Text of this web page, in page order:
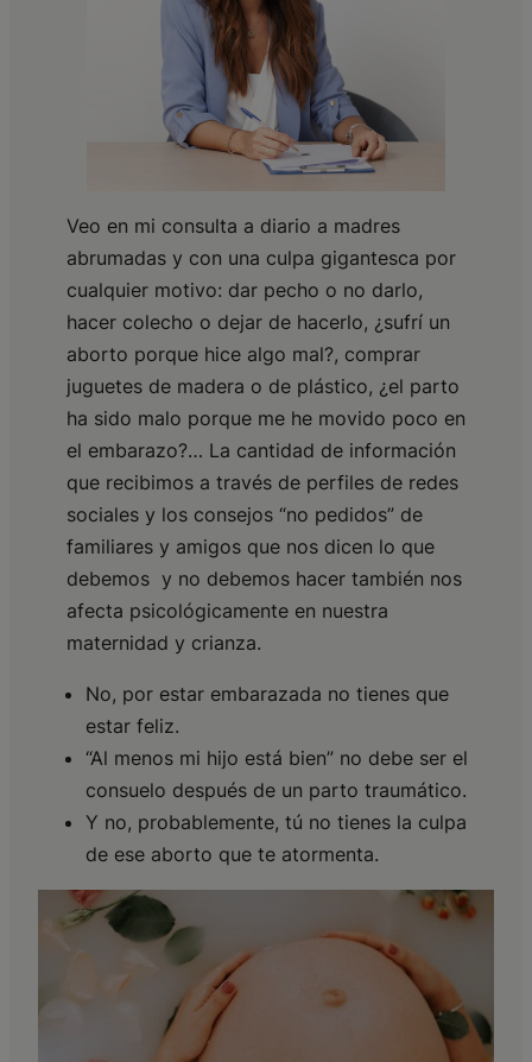
Veo en mi consulta a diario a madres
abrumadas y con una culpa gigantesca por
cualquier motivo: dar pecho o no darlo,
hacer colecho o dejar de hacerlo, ¿sufrí un
aborto porque hice algo mal?, comprar
juguetes de madera o de plástico, ¿el parto
ha sido malo porque me he movido poco en
el embarazo?… La cantidad de información
que recibimos a través de perfiles de redes
sociales y los consejos “no pedidos” de
familiares y amigos que nos dicen lo que
debemos y no debemos hacer también nos
afecta psicológicamente en nuestra
maternidad y crianza.
No, por estar embarazada no tienes que
estar feliz.
“Al menos mi hijo está bien” no debe ser el
consuelo después de un parto traumático.
Y no, probablemente, tú no tienes la culpa
de ese aborto que te atormenta.